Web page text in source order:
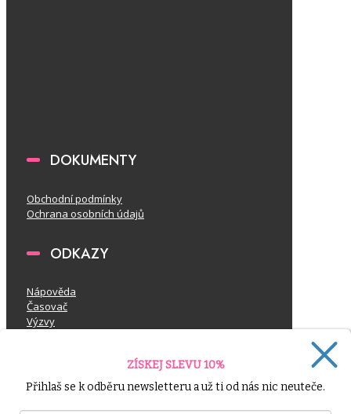
DOKUMENTY
Obchodní podmínky
Ochrana osobních údajů
ODKAZY
Nápověda
Časovač
Výzvy
RYCHLÝ KONTAKTZÍSKEJ SLEVU 10%
Přihlaš se k odběru newsletteru a už ti od nás nic neuteče.